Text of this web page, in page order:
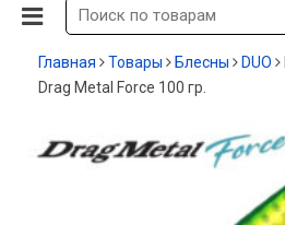
Главная Товары Блесны DUO
Drag Metal Force 100 гр.